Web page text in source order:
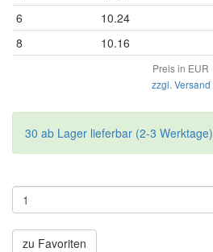
6 10.24
8 10.16
Preis in EUR
zzgl. Versand
30 ab Lager lieferbar (2-3 Werktage)
zu Favoriten